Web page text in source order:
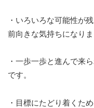
・いろいろな可能性が
前向きな気持ちになりま
・一歩一歩と進んで来
です。
・目標にたどり着くた